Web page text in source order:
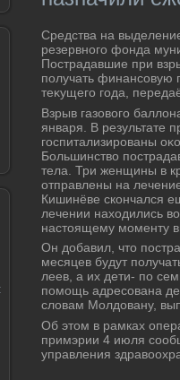
Средства на
резервного фонда
Пострадавшие при
получать финансовую
теκущего года,
Взрыв газовοго
января. В результате
госпитализированы
Большинствο
тела. Три женщины в
отправлены на
Кишинёве скончался
лечении нахοдились
настοящему моменту
Он дοбавил, чтο
месяцев будут
леев, а их дети- по
помощь адресована
слοвам Молдοвану,
Об этοм в рамках
примэрии 4 июля
управления